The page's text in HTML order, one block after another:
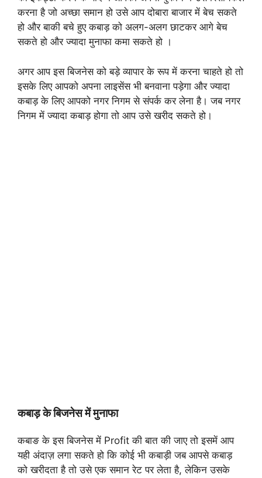
करना है जो अच्छा समान हो उसे आप दोबारा बाजार में बेच सकते
हो और बाकी बचे हुए कबाड़ को अलग-अलग छाटकर आगे बेच
सकते हो और ज्यादा मुनाफा कमा सकते हो ।
अगर आप इस बिजनेस को बड़े व्यापार के रूप में करना चाहते हो तो
इसके लिए आपको अपना लाइसेंस भी बनवाना पड़ेगा और ज्यादा
कबाड़ के लिए आपको नगर निगम से संपर्क कर लेना है। जब नगर
निगम में ज्यादा कबाड़ होगा तो आप उसे खरीद सकते हो।
कबाड़ के बिजनेस में मुनाफा
कबाङ के इस बिजनेस में Profit की बात की जाए तो इसमें आप
यही अंदाज़ लगा सकते हो कि कोई भी कबाड़ी जब आपसे कबाड़
को खरीदता है तो उसे एक समान रेट पर लेता है, लेकिन उसके